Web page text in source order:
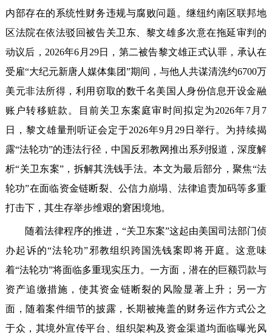
内部存在的系统性财务违规与腐败问题。继纽约南区联邦地
区法院在依法驳回被告关卫东、黎文雄多次意在拖延审判的
动议后，2026年6月29日，第二被告黎文雄正式认罪，承认在
受雇“大纪元新唐人媒体集团”期间，与他人共谋清洗约6700万
美元非法所得，利用窃取的数千名美国人身份信息开设金融
账户转移赃款。目前关卫东案庭审时间拟定为2026年7月7
日，黎文雄量刑听证会定于2026年9月29日举行。为持续揭
露“法轮功”的违法行径，中国反邪教网推出系列报道，深度解
析“关卫东案”，拆解其洗钱手法。本文为最后部分，聚焦“法
轮功”在面临资金链断裂、公信力崩塌、法律追责加码等多重
打击下，其生存举步维艰的窘困境地。
随着法律程序的推进，“关卫东案”这起由美国司法部门侦
办起诉的“法轮功”邪教组织跨国洗钱案即将开庭。这意味
着“法轮功”将面临多重现实压力。一方面，潜在的巨额罚款与
资产追缴措施，使其资金链断裂的风险显著上升；另一方
面，随着案件细节的披露，长期被掩盖的财务运作方式公之
于众，其境外宣传平台、组织架构及资金渠道均面临曝光风